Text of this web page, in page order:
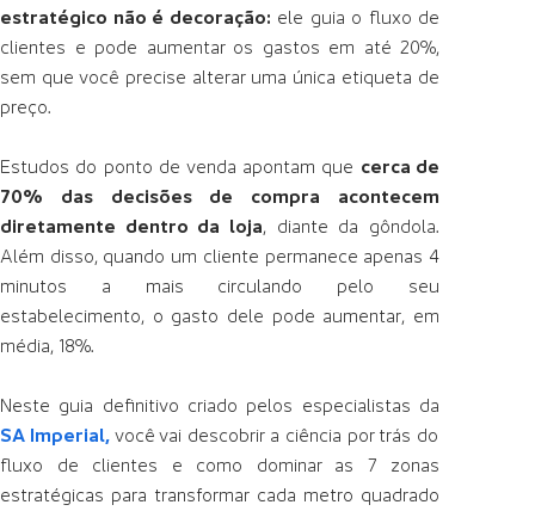
estratégico não é decoração: ele guia o fluxo de
clientes e pode aumentar os gastos em até 20%,
sem que você precise alterar uma única etiqueta de
preço.
Estudos do ponto de venda apontam que cerca de
70% das decisões de compra acontecem
diretamente dentro da loja, diante da gôndola.
Além disso, quando um cliente permanece apenas 4
minutos a mais circulando pelo seu
estabelecimento, o gasto dele pode aumentar, em
média, 18%.
Neste guia definitivo criado pelos especialistas da
SA Imperial,você vai descobrir a ciência por trás do
fluxo de clientes e como dominar as 7 zonas
estratégicas para transformar cada metro quadrado